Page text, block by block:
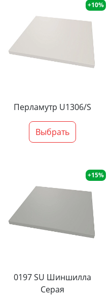
+10%
Перламутр U1306/S
Выбрать
+15%
0197 SU Шиншилла
Серая